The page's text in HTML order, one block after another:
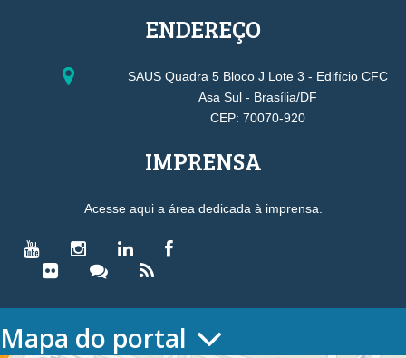
ENDEREÇO
SAUS Quadra 5 Bloco J Lote 3 - Edifício CFC
Asa Sul - Brasília/DF
CEP: 70070-920
IMPRENSA
Acesse aqui a área dedicada à imprensa.
Mapa do portal